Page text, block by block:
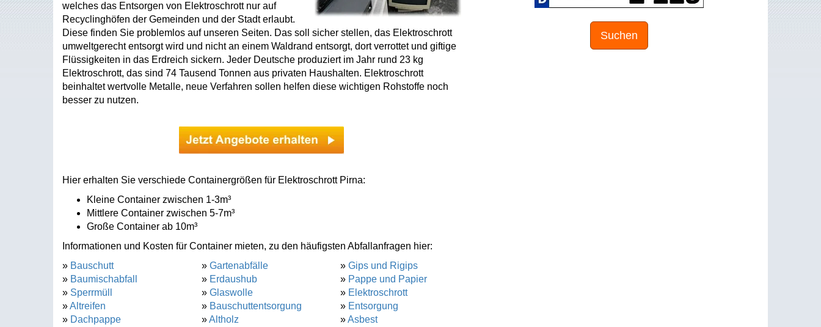
welches das Entsorgen von Elektroschrott nur auf
Recyclinghöfen der Gemeinden und der Stadt erlaubt.
Diese finden Sie problemlos auf unseren Seiten. Das soll sicher stellen, das Elektroschrott
umweltgerecht entsorgt wird und nicht an einem Waldrand entsorgt, dort verrottet und giftige
Flüssigkeiten in das Erdreich sickern. Jeder Deutsche produziert im Jahr rund 23 kg
Elektroschrott, das sind 74 Tausend Tonnen aus privaten Haushalten. Elektroschrott
beinhaltet wertvolle Metalle, neue Verfahren sollen helfen diese wichtigen Rohstoffe noch
besser zu nutzen.
Hier erhalten Sie verschiede Containergrößen für Elektroschrott Pirna:
Kleine Container zwischen 1-3m³
Mittlere Container zwischen 5-7m³
Große Container ab 10m³
Informationen und Kosten für Container mieten, zu den häufigsten Abfallanfragen hier:
» Bauschutt
» Baumischabfall
» Sperrmüll
»Altreifen
» Dachpappe
» Gartenabfälle
» Erdaushub
» Glaswolle
» Bauschuttentsorgung
»Altholz
» Gips und Rigips
» Pappe und Papier
» Elektroschrott
» Entsorgung
»Asbest
Suchen